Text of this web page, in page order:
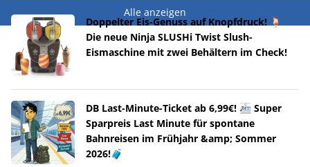
Alle anzeigen
Doppelter Eis-Genuss auf Knopfdruck! 🍹
Die neue Ninja SLUSHi Twist Slush-
Eismaschine mit zwei Behältern im Check!
DB Last-Minute-Ticket ab 6,99€! 🚈 Super
Sparpreis Last Minute für spontane
Bahnreisen im Frühjahr &amp; Sommer
2026!🧳